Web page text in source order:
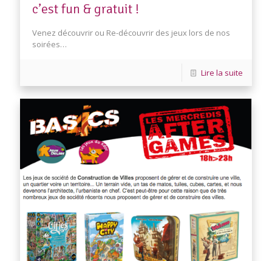
c’est fun & gratuit !
Venez découvrir ou Re-découvrir des jeux lors de nos
soirées…
Lire la suite